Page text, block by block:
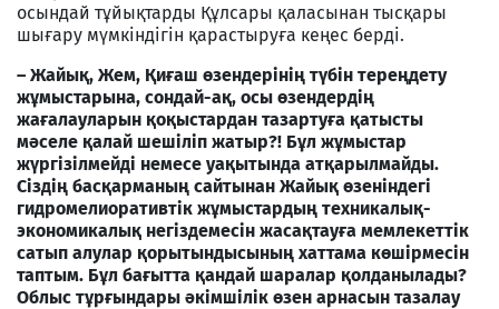
осындай тұйықтарды Құлсары қаласынан тысқары
шығару мүмкіндігін қарастыруға кеңес берді.
– Жайық, Жем, Қиғаш өзендерінің түбін тереңдету
жұмыстарына, сондай-ақ, осы өзендердің
жағалауларын қоқыстардан тазартуға қатысты
мәселе қалай шешіліп жатыр?! Бұл жұмыстар
жүргізілмейді немесе уақытында атқарылмайды.
Сіздің басқарманың сайтынан Жайық өзеніндегі
гидромелиоративтік жұмыстардың техникалық-
экономикалық негіздемесін жасақтауға мемлекеттік
сатып алулар қорытындысының хаттама көшірмесін
таптым. Бұл бағытта қандай шаралар қолданылады?
Облыс тұрғындары әкімшілік өзен арнасын тазалау